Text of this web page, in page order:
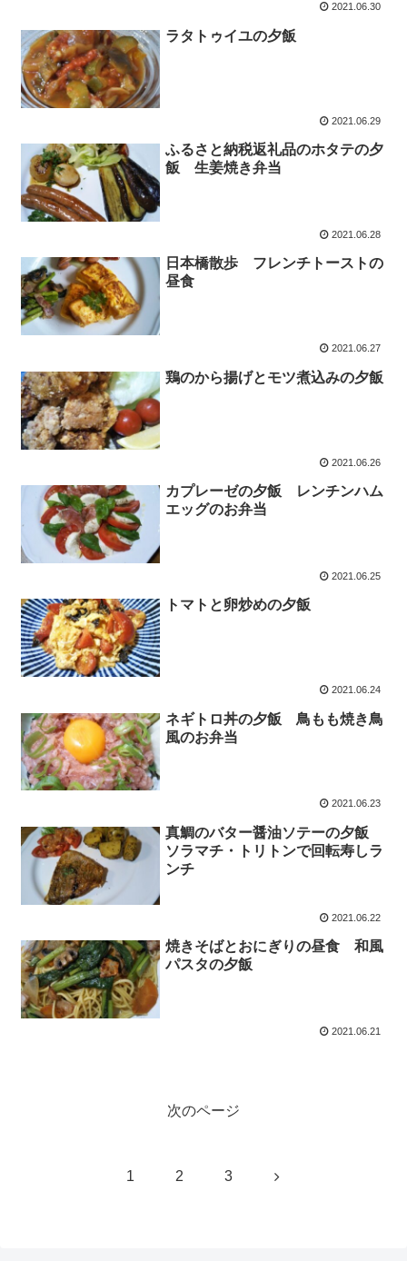
2021.06.30
ラタトゥイユの夕飯
2021.06.29
ふるさと納税返礼品のホタテの夕
飯 生姜焼き弁当
2021.06.28
日本橋散歩 フレンチトーストの
昼食
2021.06.27
鶏のから揚げとモツ煮込みの夕飯
2021.06.26
カプレーゼの夕飯 レンチンハム
エッグのお弁当
2021.06.25
トマトと卵炒めの夕飯
2021.06.24
ネギトロ丼の夕飯 鳥もも焼き鳥
風のお弁当
2021.06.23
真鯛のバター醤油ソテーの夕飯
ソラマチ・トリトンで回転寿しラ
ンチ
2021.06.22
焼きそばとおにぎりの昼食 和風
パスタの夕飯
2021.06.21
次のページ
1 2 3 次